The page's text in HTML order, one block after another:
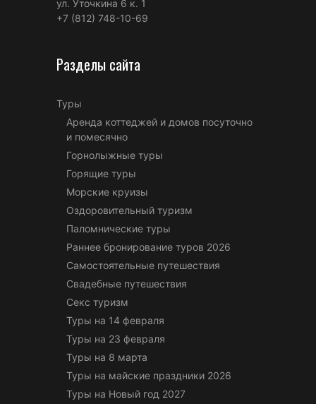
ул. Уточкина 6 к. 1
+7 (812) 748-10-69
Разделы сайта
Туры
Аренда коттеджей и домов посуточно
и помесячно
Горнолыжные туры
Горящие туры
Морские круизы
Оздоровительный туризм
Паломнические туры
Раннее бронирование туров 2026
Самостоятельные путешествия
Свадебные путешествия
Секс туризм
Туры на 14 февраля
Туры на 23 февраля
Туры на 8 марта
Туры на майские праздники 2026
Туры на Новый год 2027